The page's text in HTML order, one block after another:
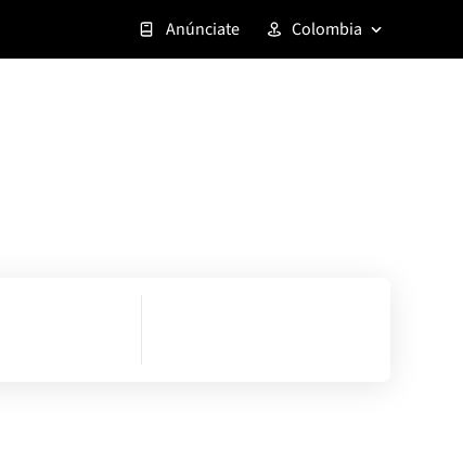
Anúnciate Colombia